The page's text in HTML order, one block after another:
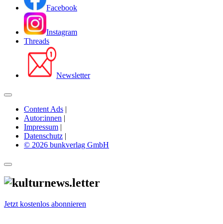
Facebook
Instagram
Threads
Newsletter
Content Ads |
Autor:innen |
Impressum |
Datenschutz |
© 2026 bunkverlag GmbH
Jetzt kostenlos abonnieren